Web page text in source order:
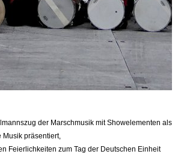
der Marschmusik mit Showelementen als
präsentiert,
Feierlichkeiten zum Tag der Deutschen Einheit